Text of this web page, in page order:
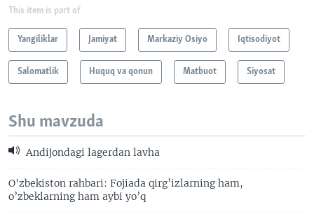
This item is part of
Yangiliklar Jamiyat Markaziy Osiyo Iqtisodiyot
Salomatlik Huquq va qonun Matbuot Siyosat
Shu mavzuda
Andijondagi lagerdan lavha
O'zbekiston rahbari: Fojiada qirg’izlarning ham,
o’zbeklarning ham aybi yo’q